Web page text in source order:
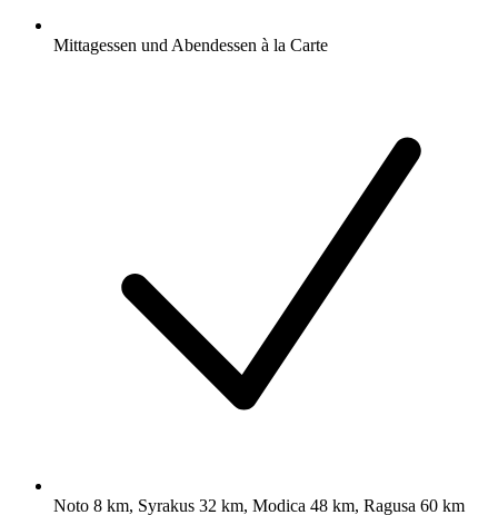
Mittagessen und Abendessen à la Carte
Noto 8 km, Syrakus 32 km, Modica 48 km, Ragusa 60 km